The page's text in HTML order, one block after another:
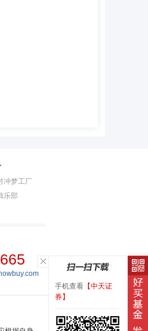
手机查看 【中天证
券】
冲梦工厂
乐部